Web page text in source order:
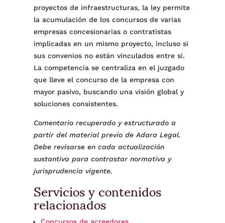
proyectos de infraestructuras, la ley permite
la acumulación de los concursos de varias
empresas concesionarias o contratistas
implicadas en un mismo proyecto, incluso si
sus convenios no están vinculados entre sí.
La competencia se centraliza en el juzgado
que lleve el concurso de la empresa con
mayor pasivo, buscando una visión global y
soluciones consistentes.
Comentario recuperado y estructurado a
partir del material previo de Adara Legal.
Debe revisarse en cada actualización
sustantiva para contrastar normativa y
jurisprudencia vigente.
Servicios y contenidos
relacionados